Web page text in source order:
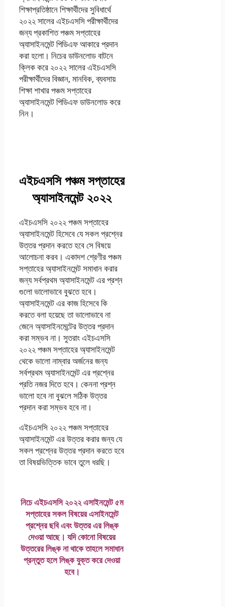
শিক্ষাপ্রতিষ্ঠানে শিক্ষার্থীদের সুবিধার্থে
২০২২ সালের এইচএসসি পরীক্ষার্থীদের
জন্য প্রকাশিত পঞ্চম সপ্তাহের
অ্যাসাইনমেন্ট পিডিএফ আকারে প্রদান
করা হলো। নিচের ডাউনলোড বাটনে
ক্লিক করে ২০২২ সালের এইচএসসি
পরীক্ষার্থীদের বিজ্ঞান, মানবিক, ব্যবসায়
শিক্ষা শাখার পঞ্চম সপ্তাহের
অ্যাসাইনমেন্ট পিডিএফ ডাউনলোড করে
নিন।
এইচএসসি পঞ্চম সপ্তাহের
অ্যাসাইনমেন্ট ২০২২
এইচএসসি ২০২২ পঞ্চম সপ্তাহের
অ্যাসাইনমেন্ট হিসেবে যে সকল প্রশ্নের
উত্তর প্রদান করতে হবে সে বিষয়ে
আলোচনা করব। একাদশ শ্রেণীর পঞ্চম
সপ্তাহের অ্যাসাইনমেন্ট সমাধান করার
জন্য সর্বপ্রথম অ্যাসাইনমেন্ট এর প্রশ্ন
গুলো ভালোভাবে বুঝতে হবে।
অ্যাসাইনমেন্ট এর কাজ হিসেবে কি
করতে বলা হয়েছে তা ভালোভাবে না
জেনে অ্যাসাইনমেন্টের উত্তর প্রদান
করা সম্ভব না। সুতরাং এইচএসসি
২০২২ পঞ্চম সপ্তাহের অ্যাসাইনমেন্ট
থেকে ভালো নাম্বার অর্জনের জন্য
সর্বপ্রথম অ্যাসাইনমেন্ট এর প্রশ্নের
প্রতি নজর দিতে হবে। কেননা প্রশ্ন
ভালো হবে না বুঝলে সঠিক উত্তর
প্রদান করা সম্ভব হবে না।
এইচএসসি ২০২২ পঞ্চম সপ্তাহের
অ্যাসাইনমেন্ট এর উত্তর করার জন্য যে
সকল প্রশ্নের উত্তর প্রদান করতে হবে
তা বিষয়ভিত্তিক ভাবে তুলে ধরছি।
নিচে এইচএসসি ২০২২ এসাইনমেন্ট ৫ম
সপ্তাহের সকল বিষয়ের এসাইনমেন্ট
প্রশ্নের ছবি এবং উত্তর এর লিঙ্ক
দেওয়া আছে। যদি কোনো বিষয়ের
উত্তরের লিঙ্ক না থাকে তাহলে সমাধান
প্রন্তুত হলে লিঙ্ক যুক্ত করে দেওয়া
হবে।